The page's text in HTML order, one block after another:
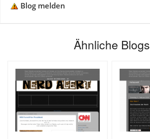
Blog melden
Ähnliche Blogs